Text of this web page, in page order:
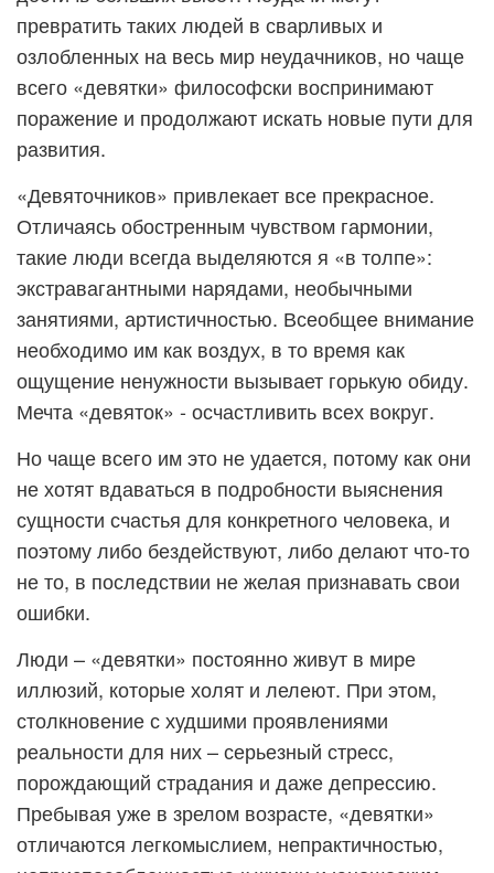
превратить таких людей в сварливых и
озлобленных на весь мир неудачников, но чаще
всего «девятки» философски воспринимают
поражение и продолжают искать новые пути для
развития.
«Девяточников» привлекает все прекрасное.
Отличаясь обостренным чувством гармонии,
такие люди всегда выделяются я «в толпе»:
экстравагантными нарядами, необычными
занятиями, артистичностью. Всеобщее внимание
необходимо им как воздух, в то время как
ощущение ненужности вызывает горькую обиду.
Мечта «девяток» - осчастливить всех вокруг.
Но чаще всего им это не удается, потому как они
не хотят вдаваться в подробности выяснения
сущности счастья для конкретного человека, и
поэтому либо бездействуют, либо делают что-то
не то, в последствии не желая признавать свои
ошибки.
Люди – «девятки» постоянно живут в мире
иллюзий, которые холят и лелеют. При этом,
столкновение с худшими проявлениями
реальности для них – серьезный стресс,
порождающий страдания и даже депрессию.
Пребывая уже в зрелом возрасте, «девятки»
отличаются легкомыслием, непрактичностью,